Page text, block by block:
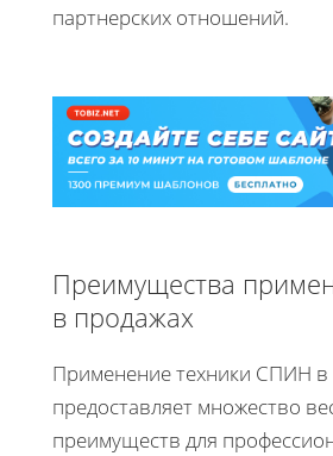
партнерских отношений.
Преимущества
в продажах
Применение техники СПИН в
предоставляет множество
преимуществ для